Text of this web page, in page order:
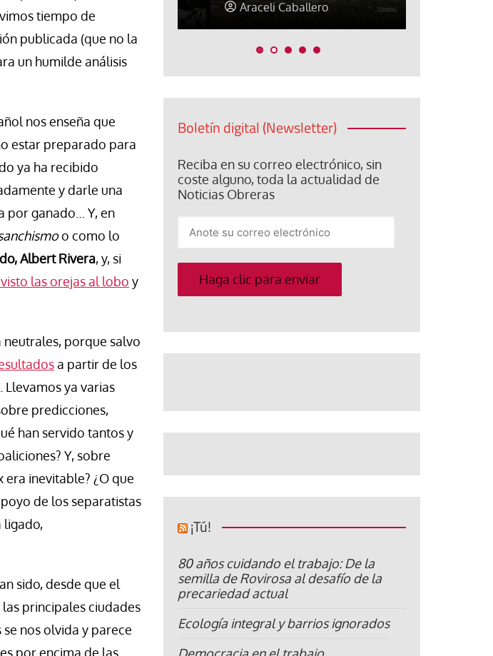
tiempo de
publicada (que no la
un humilde análisis
nos enseña que
estar preparado para
ya ha recibido
y darle una
por ganado… Y, en
o como lo
Albert Rivera, y, si
las orejas al lobo y
neutrales, porque salvo
a partir de los
Llevamos ya varias
predicciones,
han servido tantos y
Y, sobre
inevitable? ¿O que
de los separatistas
ligado,
sido, desde que el
principales ciudades
nos olvida y parece
por encima de las
Araceli Caballero
Boletín digital (Newsletter)
Reciba en su correo electrónico, sin
coste alguno, toda la actualidad de
Noticias Obreras
su
correo
electrónico
Haga clic para enviar
¡Tú!
80 años cuidando el trabajo: De la
semilla de Rovirosa al desafío de la
precariedad actual
Ecología integral y barrios ignorados